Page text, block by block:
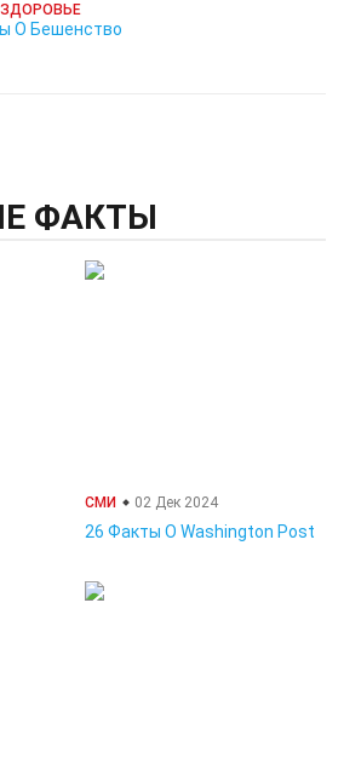
ЗДОРОВЬЕ
О Бешенство
ФАКТЫ
СМИ 02 Дек 2024
26 Факты О Washington Post